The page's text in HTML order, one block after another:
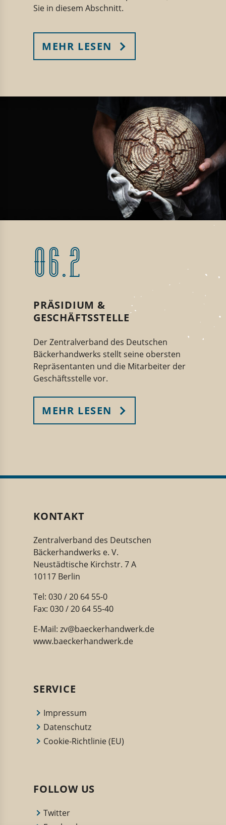
Sie in diesem Abschnitt.
MEHR LESEN
06.2
PRÄSIDIUM &
GESCHÄFTSSTELLE
Der Zentralverband des Deutschen
Bäckerhandwerks stellt seine obersten
Repräsentanten und die Mitarbeiter der
Geschäftsstelle vor.
MEHR LESEN
KONTAKT
Zentralverband des Deutschen
Bäckerhandwerks e. V.
Neustädtische Kirchstr. 7 A
10117 Berlin
Tel: 030 / 20 64 55-0
Fax: 030 / 20 64 55-40
E-Mail: zv@baeckerhandwerk.de
www.baeckerhandwerk.de
SERVICE
Impressum
Datenschutz
Cookie-Richtlinie (EU)
FOLLOW US
Twitter